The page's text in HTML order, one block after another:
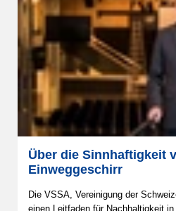
Über die Sinnhaftigkeit
Einweggeschirr
Die VSSA, Vereinigung der
einen Leitfaden für Nachhaltigkeit